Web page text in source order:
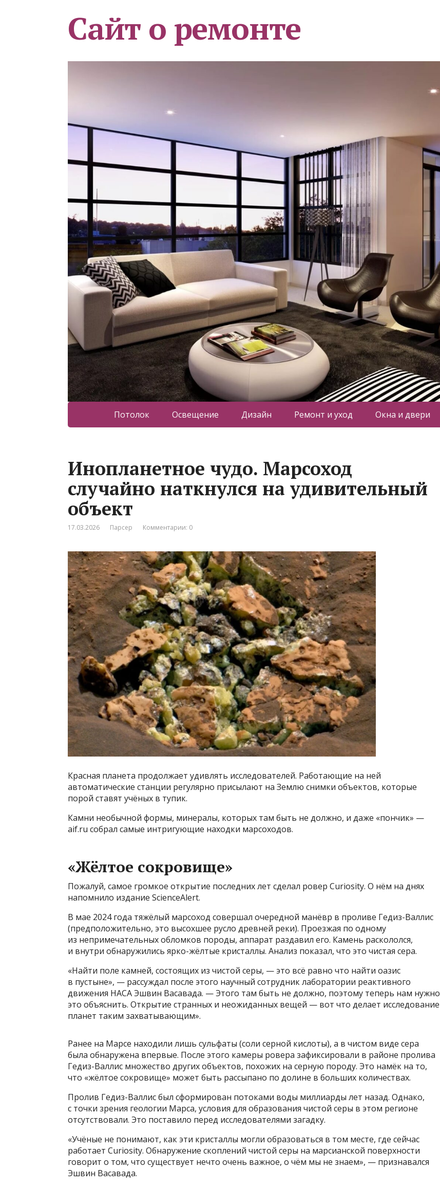
Сайт о ремонте
Потолок Освещение Дизайн Ремонт и уход Окна и двери
Инопланетное чудо. Марсоход
случайно наткнулся на удивительный
объект
17.03.2026 Парсер Комментарии: 0
Красная планета продолжает удивлять исследователей. Работающие на ней
автоматические станции регулярно присылают на Землю снимки объектов, которые
порой ставят учёных в тупик.
Камни необычной формы, минералы, которых там быть не должно, и даже «пончик» —
aif.ru собрал самые интригующие находки марсоходов.
«Жёлтое сокровище»
Пожалуй, самое громкое открытие последних лет сделал ровер Curiosity. О нём на днях
напомнило издание ScienceAlert.
В мае 2024 года тяжёлый марсоход совершал очередной манёвр в проливе Гедиз-Валлис
(предположительно, это высохшее русло древней реки). Проезжая по одному
из непримечательных обломков породы, аппарат раздавил его. Камень раскололся,
и внутри обнаружились ярко-жёлтые кристаллы. Анализ показал, что это чистая сера.
«Найти поле камней, состоящих из чистой серы, — это всё равно что найти оазис
в пустыне», — рассуждал после этого научный сотрудник лаборатории реактивного
движения НАСА Эшвин Васавада. — Этого там быть не должно, поэтому теперь нам нужно
это объяснить. Открытие странных и неожиданных вещей — вот что делает исследование
планет таким захватывающим».
Ранее на Марсе находили лишь сульфаты (соли серной кислоты), а в чистом виде сера
была обнаружена впервые. После этого камеры ровера зафиксировали в районе пролива
Гедиз-Валлис множество других объектов, похожих на серную породу. Это намёк на то,
что «жёлтое сокровище» может быть рассыпано по долине в больших количествах.
Пролив Гедиз-Валлис был сформирован потоками воды миллиарды лет назад. Однако,
с точки зрения геологии Марса, условия для образования чистой серы в этом регионе
отсутствовали. Это поставило перед исследователями загадку.
«Учёные не понимают, как эти кристаллы могли образоваться в том месте, где сейчас
работает Curiosity. Обнаружение скоплений чистой серы на марсианской поверхности
говорит о том, что существует нечто очень важное, о чём мы не знаем», — признавался
Эшвин Васавада.